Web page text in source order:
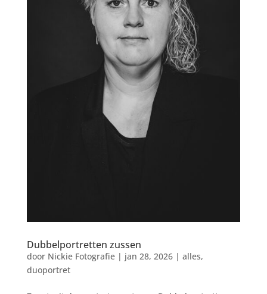
Dubbelportretten zussen
door Nickie Fotografie| jan 28, 2026| alles,
duoportret